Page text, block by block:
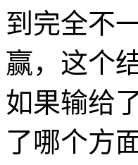
到完全不
赢，这个
如果输给
了哪个方